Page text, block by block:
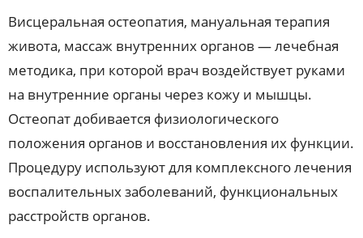
Висцеральная остеопатия, мануальная терапия
живота, массаж внутренних органов — лечебная
методика, при которой врач воздействует руками
на внутренние органы через кожу и мышцы.
Остеопат добивается физиологического
положения органов и восстановления их функции.
Процедуру используют для комплексного лечения
воспалительных заболеваний, функциональных
расстройств органов.